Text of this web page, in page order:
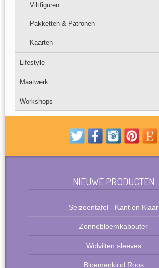
Viltfiguren
Pakketten & Patronen
Kaarten
Lifestyle
Maatwerk
Workshops
NIEUWE PRODUCTEN
Seizoentafel - Kant en Klaar
Zonnebloemkabouter
Wolvilten sleeves
Bloemenkind Roos